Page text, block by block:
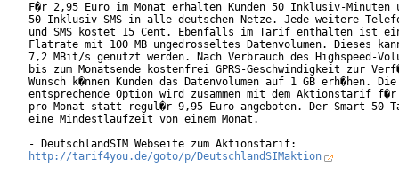
F�r 2,95 Euro im Monat erhalten Kunden 50 Inklusiv-Minuten
50 Inklusiv-SMS in alle deutschen Netze. Jede weitere
und SMS kostet 15 Cent. Ebenfalls im Tarif enthalten ist
Flatrate mit 100 MB ungedrosseltes Datenvolumen. Dieses
7,2 MBit/s genutzt werden. Nach Verbrauch des Highspeed-
bis zum Monatsende kostenfrei GPRS-Geschwindigkeit zur
Wunsch k�nnen Kunden das Datenvolumen auf 1 GB erh�hen. Die
entsprechende Option wird zusammen mit dem Aktionstarif
pro Monat statt regul�r 9,95 Euro angeboten. Der Smart 50
eine Mindestlaufzeit von einem Monat.
http://tarif4you.de/goto/p/DeutschlandSIMaktion